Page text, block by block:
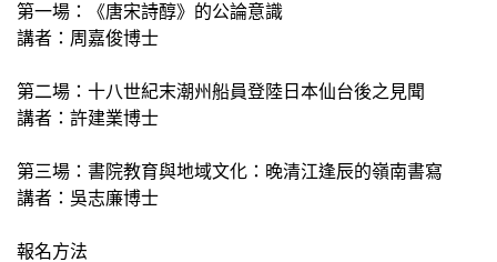
第一場 ：
《唐宋詩醇》的公論意識
講者：周嘉俊博士
第二場 ： 十八世紀末潮州船員登陸日本仙台後之見聞
講者：許建業博士
第三場 ： 書院教育與地域文化：晚清江逢辰的嶺南書寫
講者：吳志廉博士
報名方法